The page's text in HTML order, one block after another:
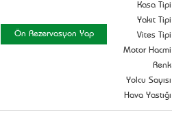
Ön Rezervasyon Yap
Kasa Tipi
Yakıt Tipi
Vites Tipi
Motor Hacmi
Renk
Yolcu Sayısı
Hava Yastığı